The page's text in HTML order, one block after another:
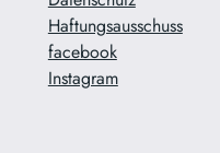
Haftungsausschuss
facebook
Instagram